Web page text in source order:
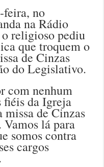
feira, no
na Rádio
religioso pediu
que troquem o
de Cinzas
do Legislativo.
com nenhum
fiéis da Igreja
de Cinzas
Vamos lá para
somos contra
cargos